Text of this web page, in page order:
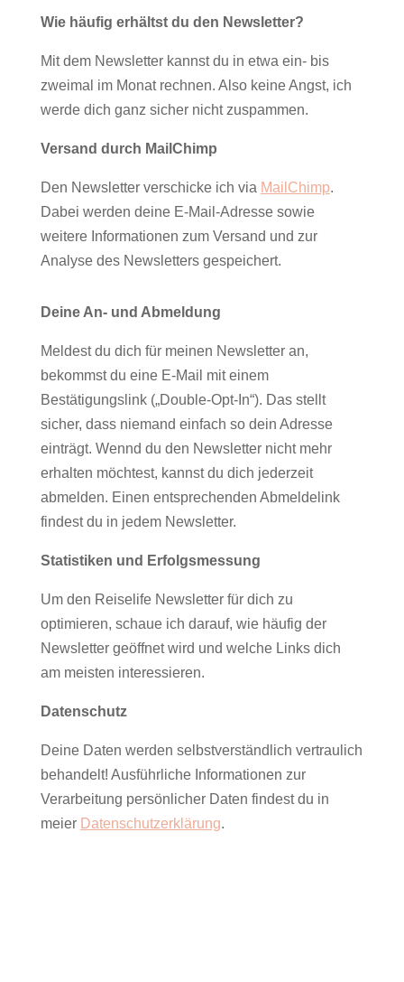
Wie häufig erhältst du den Newsletter?
Mit dem Newsletter kannst du in etwa ein- bis
zweimal im Monat rechnen. Also keine Angst, ich
werde dich ganz sicher nicht zuspammen.
Versand durch MailChimp
Den Newsletter verschicke ich via MailChimp.
Dabei werden deine E-Mail-Adresse sowie
weitere Informationen zum Versand und zur
Analyse des Newsletters gespeichert.
Deine An- und Abmeldung
Meldest du dich für meinen Newsletter an,
bekommst du eine E-Mail mit einem
Bestätigungslink („Double-Opt-In“). Das stellt
sicher, dass niemand einfach so dein Adresse
einträgt. Wennd du den Newsletter nicht mehr
erhalten möchtest, kannst du dich jederzeit
abmelden. Einen entsprechenden Abmeldelink
findest du in jedem Newsletter.
Statistiken und Erfolgsmessung
Um den Reiselife Newsletter für dich zu
optimieren, schaue ich darauf, wie häufig der
Newsletter geöffnet wird und welche Links dich
am meisten interessieren.
Datenschutz
Deine Daten werden selbstverständlich vertraulich
behandelt! Ausführliche Informationen zur
Verarbeitung persönlicher Daten findest du in
meier Datenschutzerklärung.